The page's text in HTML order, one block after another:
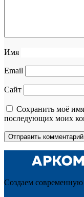
Имя
Email
Сайт
Сохранить моё
последующих моих
Создаем